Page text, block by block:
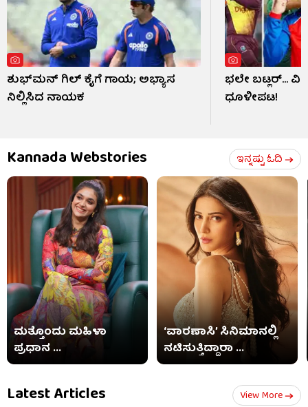
ಶುಭ್​ಮನ್ ಗಿಲ್ ಕೈಗೆ ಗಾಯ; ಅಭ್ಯಾಸ
ನಿಲ್ಲಿಸಿದ ನಾಯಕ
ಭಲೇ ಬಟ್ಲರ್...
ಧೂಳೀಪಟ!
Kannada Webstories ಇನ್ನಷ್ಟು ಓದಿ
ಮತ್ತೊಂದು ಮಹಿಳಾ
ಪ್ರಧಾನ ...
‘ವಾರಣಾಸಿ’ ಸಿನಿಮಾನಲ್ಲಿ
ನಟಿಸುತ್ತಿದ್ದಾರಾ ...
Latest Articles View More